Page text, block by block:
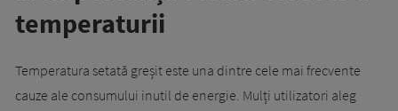
temperaturii
Temperatura setată greșit este una dintre cele mai frecvente
cauze ale consumului inutil de energie. Mulți utilizatori aleg